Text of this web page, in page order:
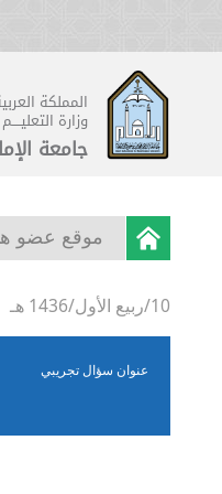
المملكة
وزارة التعليــــم
جامعة
موقع عضو
10/ربيع الأول/1436 هـ
عنوان سؤال تجريبي